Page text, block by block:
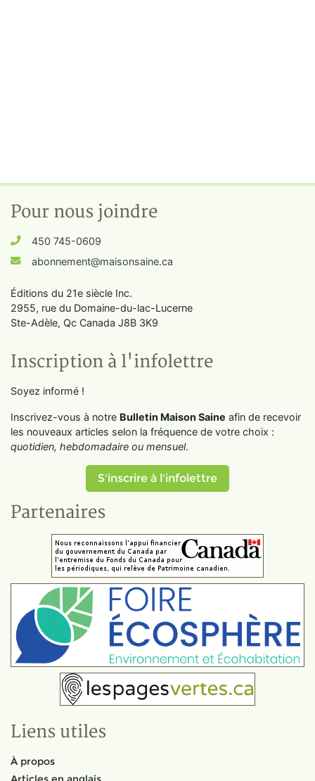
Pour nous joindre
450 745-0609
abonnement@maisonsaine.ca
Éditions du 21e siècle Inc.
2955, rue du Domaine-du-lac-Lucerne
Ste-Adèle, Qc Canada J8B 3K9
Inscription à l'infolettre
Soyez informé !
Inscrivez-vous à notre Bulletin Maison Saine afin de recevoir
les nouveaux articles selon la fréquence de votre choix :
quotidien, hebdomadaire ou mensuel.
S'inscrire à l'infolettre
Partenaires
Liens utiles
À propos